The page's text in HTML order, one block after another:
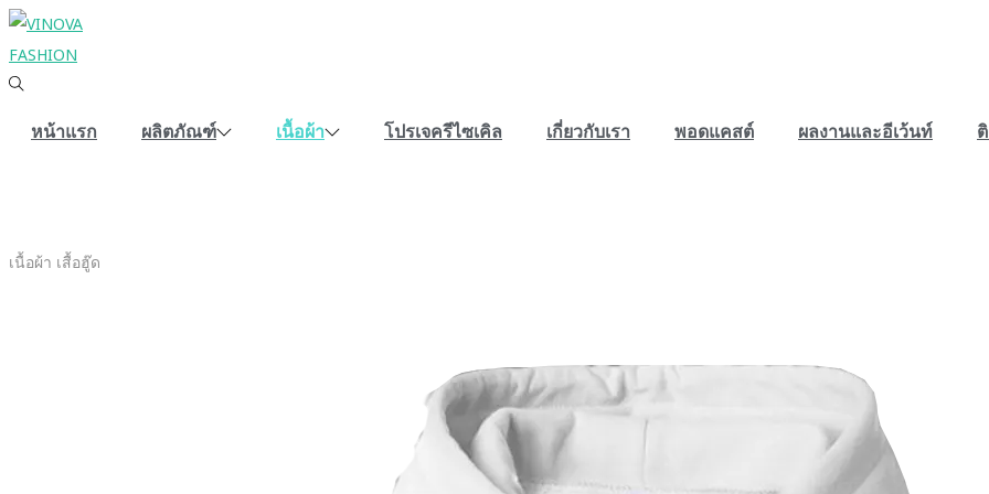
หน้าแรก ผลิตภัณฑ์ เนื้อผ้า โปรเจครีไซเคิล เกี่ยวกับเรา พอดแคสต์ ผลงานและอีเว้นท์
เนื้อผ้า เสื้อฮู๊ด